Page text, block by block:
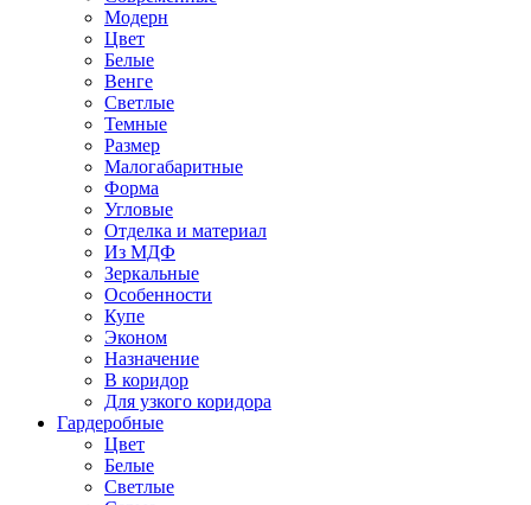
Модерн
Цвет
Белые
Венге
Светлые
Темные
Размер
Малогабаритные
Форма
Угловые
Отделка и материал
Из МДФ
Зеркальные
Особенности
Купе
Эконом
Назначение
В коридор
Для узкого коридора
Гардеробные
Цвет
Белые
Светлые